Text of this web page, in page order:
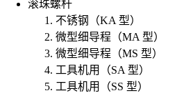
滚珠螺杆
不锈钢（KA 型）
微型细导程（MA 型）
微型细导程（MS 型）
工具机用（SA 型）
工具机用（SS 型）